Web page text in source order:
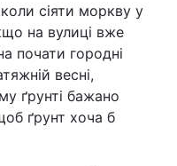
сіяти моркву у
на вулиці вже
почати городні
весні,
ґрунті бажано
ґрунт хоча б